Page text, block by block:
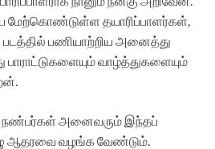
மேற்கொண்டுள்ள தயாரிப்பாளர்கள்,
படத்தில் பணியாற்றிய அனைத்து
வாழ்த்துகளையும்
நண்பர்கள் அனைவரும் இந்தப்
ஆதரவை வழங்க வேண்டும்.